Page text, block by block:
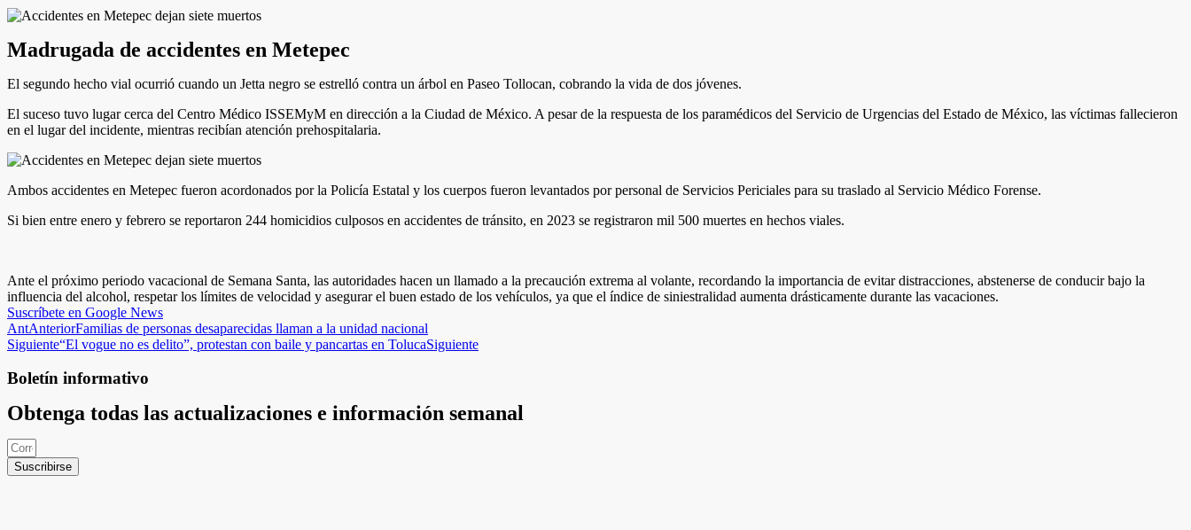
Madrugada de accidentes en Metepec
El segundo hecho vial ocurrió cuando un Jetta negro se estrelló contra un árbol en Paseo Tollocan, cobrando la vida de dos jóvenes.
El suceso tuvo lugar cerca del Centro Médico ISSEMyM en dirección a la Ciudad de México. A pesar de la respuesta de los paramédicos del Servicio de Urgencias del Estado de México, las víctimas fallecieron
en el lugar del incidente, mientras recibían atención prehospitalaria.
Ambos accidentes en Metepec fueron acordonados por la Policía Estatal y los cuerpos fueron levantados por personal de Servicios Periciales para su traslado al Servicio Médico Forense.
Si bien entre enero y febrero se reportaron 244 homicidios culposos en accidentes de tránsito, en 2023 se registraron mil 500 muertes en hechos viales.
Ante el próximo periodo vacacional de Semana Santa, las autoridades hacen un llamado a la precaución extrema al volante, recordando la importancia de evitar distracciones, abstenerse de conducir bajo la
influencia del alcohol, respetar los límites de velocidad y asegurar el buen estado de los vehículos, ya que el índice de siniestralidad aumenta drásticamente durante las vacaciones.
Suscríbete en Google News
AntAnteriorFamilias de personas desaparecidas llaman a la unidad nacional
Siguiente“El vogue no es delito”, protestan con baile y pancartas en TolucaSiguiente
Boletín informativo
Obtenga todas las actualizaciones e información semanal
Suscribirse